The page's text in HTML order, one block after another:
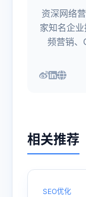
资深网络
家知名企
频营销、
相关推荐
SEO优化